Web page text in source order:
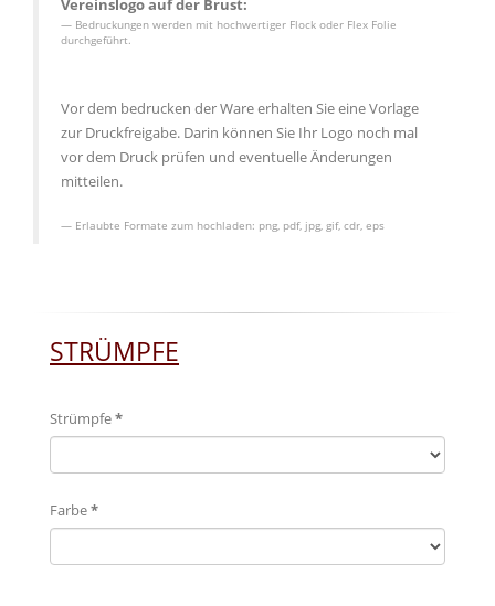
Vereinslogo auf der Brust:
Bedruckungen werden mit hochwertiger Flock oder Flex Folie
durchgeführt.
Vor dem bedrucken der Ware erhalten Sie eine Vorlage
zur Druckfreigabe. Darin können Sie Ihr Logo noch mal
vor dem Druck prüfen und eventuelle Änderungen
mitteilen.
Erlaubte Formate zum hochladen: png, pdf, jpg, gif, cdr, eps
STRÜMPFE
Strümpfe*
Farbe*